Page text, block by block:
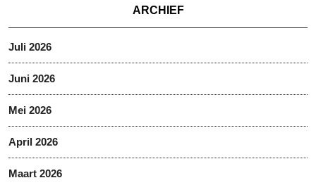
ARCHIEF
Juli 2026
Juni 2026
Mei 2026
April 2026
Maart 2026